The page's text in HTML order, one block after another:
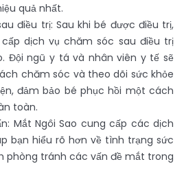
quả nhất.
điều trị: Sau khi bé được điều trị,
dịch vụ chăm sóc sau điều trị
Đội ngũ y tá và nhân viên y tế sẽ
chăm sóc và theo dõi sức khỏe
đảm bảo bé phục hồi một cách
toàn.
Mắt Ngôi Sao cung cấp các dịch
bạn hiểu rõ hơn về tình trạng sức
phòng tránh các vấn đề mắt trong